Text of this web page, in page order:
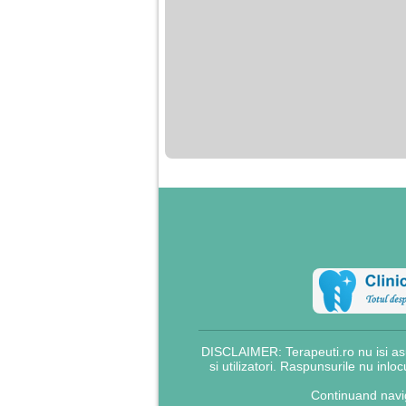
DISCLAIMER: Terapeuti.ro nu isi
si utilizatori. Raspunsurile nu
Continuand